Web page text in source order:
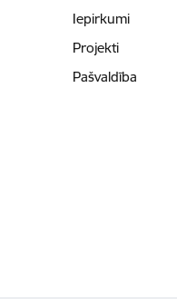
Iepirkumi
Projekti
Pašvaldība